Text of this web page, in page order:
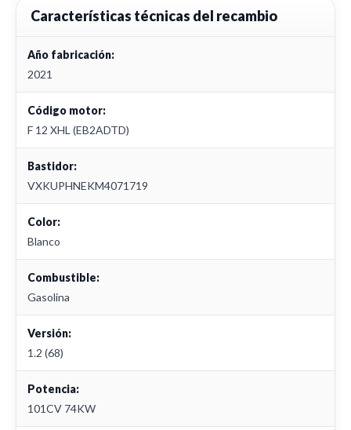
Características técnicas del recambio
Año fabricación:
2021
Código motor:
F 12 XHL (EB2ADTD)
Bastidor:
VXKUPHNEKM4071719
Color:
Blanco
Combustible:
Gasolina
Versión:
1.2 (68)
Potencia:
101CV 74KW